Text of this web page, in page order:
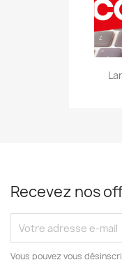
Recevez nos
Vous pouvez vous